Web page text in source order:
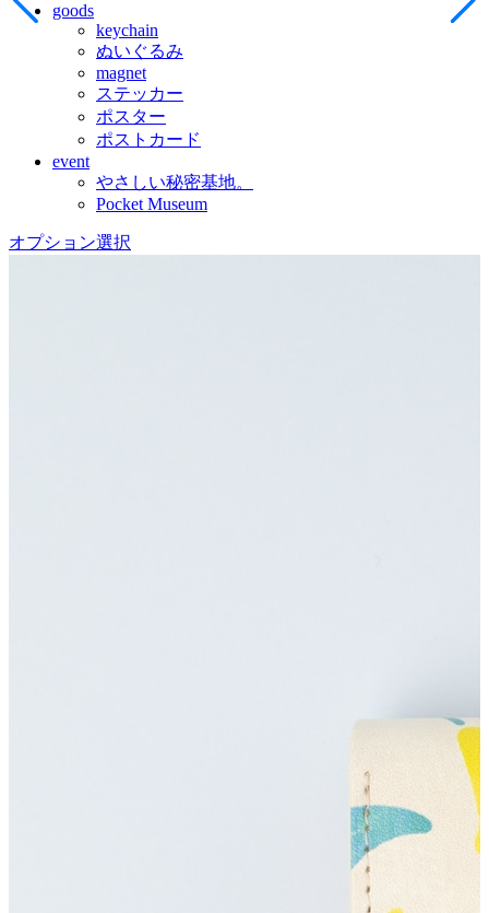
goods
keychain
ぬいぐるみ
magnet
ステッカー
ポスター
ポストカード
event
やさしい秘密基地。
Pocket Museum
オプション選択